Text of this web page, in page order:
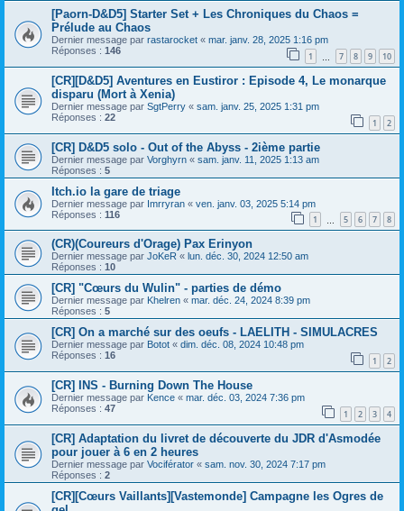
[Paorn-D&D5] Starter Set + Les Chroniques du Chaos =
Prélude au Chaos
Dernier message par rastarocket « mar. janv. 28, 2025 1:16 pm
Réponses : 146 1 7 8 9 10
[CR][D&D5] Aventures en Eustiror : Episode 4, Le monarque
disparu (Mort à Xenia)
Dernier message par SgtPerry « sam. janv. 25, 2025 1:31 pm
Réponses : 22 1 2
[CR] D&D5 solo - Out of the Abyss - 2ième partie
Dernier message par Vorghyrn « sam. janv. 11, 2025 1:13 am
Réponses : 5
Itch.io la gare de triage
Dernier message par Imrryran « ven. janv. 03, 2025 5:14 pm
Réponses : 116 1 5 6 7 8
(CR)(Coureurs d'Orage) Pax Erinyon
Dernier message par JoKeR « lun. déc. 30, 2024 12:50 am
Réponses : 10
[CR] "Cœurs du Wulin" - parties de démo
Dernier message par Khelren « mar. déc. 24, 2024 8:39 pm
Réponses : 5
[CR] On a marché sur des oeufs - LAELITH - SIMULACRES
Dernier message par Botot « dim. déc. 08, 2024 10:48 pm
Réponses : 16 1 2
[CR] INS - Burning Down The House
Dernier message par Kence « mar. déc. 03, 2024 7:36 pm
Réponses : 47 1 2 3 4
[CR] Adaptation du livret de découverte du JDR d'Asmodée
pour jouer à 6 en 2 heures
Dernier message par Vociférator « sam. nov. 30, 2024 7:17 pm
Réponses : 2
[CR][Cœurs Vaillants][Vastemonde] Campagne les Ogres de